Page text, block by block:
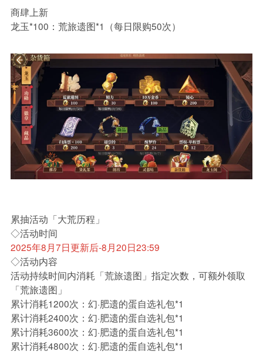
商肆上新
龙玉*100：荒旅遗图*1（每日限购50次）
累抽活动「大荒历程」
◇活动时间
2025年8月7日更新后-8月20日23:59
◇活动内容
活动持续时间内消耗「荒旅遗图」指定次数，可额外领取
「荒旅遗图」
累计消耗1200次：幻·肥遗的蛋自选礼包*1
累计消耗2400次：幻·肥遗的蛋自选礼包*1
累计消耗3600次：幻·肥遗的蛋自选礼包*1
累计消耗4800次：幻·肥遗的蛋自选礼包*1